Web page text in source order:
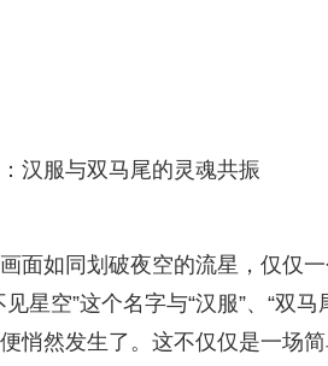
汉服与双马尾的灵魂共振
面如同划破夜空的流星，仅仅
星空”这个名字与“汉服”、“双
悄然发生了。这不仅仅是一场